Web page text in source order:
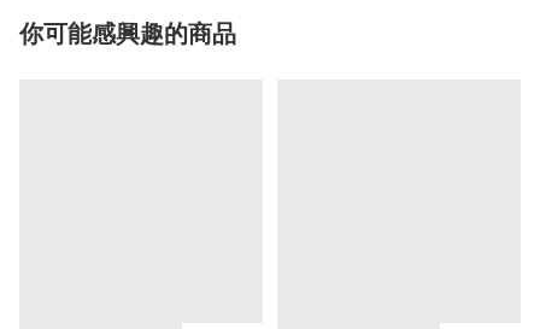
你可能感興趣的商品